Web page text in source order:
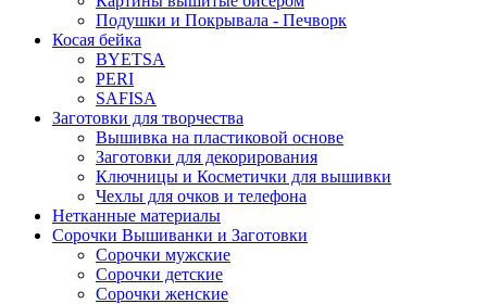
Подушки и Покрывала - Печворк
Косая бейка
BYETSA
PERI
SAFISA
Заготовки для творчества
Вышивка на пластиковой основе
Заготовки для декорирования
Ключницы и Косметички для вышивки
Чехлы для очков и телефона
Нетканные материалы
Сорочки Вышиванки и Заготовки
Cорочки мужские
Сорочки детские
Сорочки женские